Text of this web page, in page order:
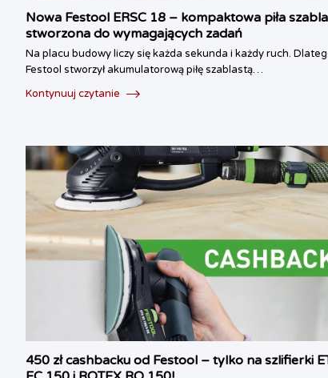
Nowa Festool ERSC 18 – kompaktowa piła
stworzona do wymagających zadań
Na placu budowy liczy się każda sekunda i każdy ruch.
Festool stworzył akumulatorową piłę szablastą…
Kontynuuj czytanie
450 zł cashbacku od Festool – tylko na szlifierki